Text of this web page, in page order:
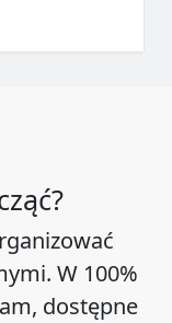
W 100%
dostępne